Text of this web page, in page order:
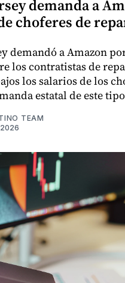
demanda a
choferes de
demandó a Amazon
los contratistas de
los salarios de los
estatal de este
TEAM